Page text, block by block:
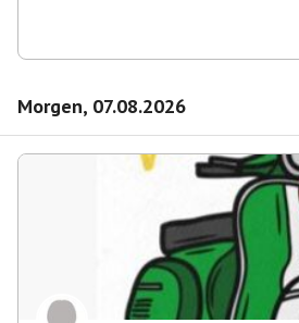
Morgen, 07.08.2026